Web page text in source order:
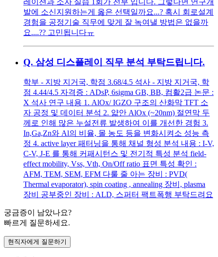
발에 소신지원하는게 옳은 선택일까요...? 혹시 회로설계
경험을 공정기술 직무에 맞게 잘 녹여낼 방법은 없을까
요....?? 고민됩니다ㅠ
Q. 삼성 디스플레이 직무 분석 부탁드립니다.
학부 - 지방 지거국, 학점 3.68/4.5 석사 - 지방 지거국, 학
점 4.44/4.5 자격증 : ADsP, 6sigma GB, BB, 컴활2급 논문 :
X 석사 연구 내용 1. AlOx/ IGZO 구조의 산화막 TFT 소
자 공정 및 데이터 분석 2. 얇안 AlOx (~20nm) 절연막 두
께로 인해 많은 누설전류 발생하여 이를 개선한 경험 3.
In,Ga,Zn와 Al의 비율, 몰 농도 등을 변화시켜소 성능 측
정 4. active layer 패터닝을 통해 채널 형성 분석 내용 : I-V,
C-V, J-E 를 통해 커패시턴스 및 전기적 특성 분석 field-
effect mobility, Vss, Vth, On/Off ratio 표면 특성 확인 :
AFM, TEM, SEM, EFM 다룰 줄 아는 장비 : PVD(
Thermal evaporator), spin coating , annealing 장비, plasma
장비 공부중인 장비 : ALD, 스퍼터 팩트폭행 부탁드려요
궁금증이 남았나요?
빠르게 질문하세요.
현직자에게 질문하기